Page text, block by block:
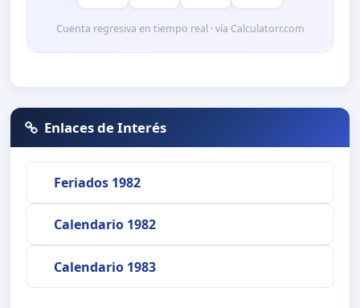
Cuenta regresiva en tiempo real · vía Calculatorr.com
Enlaces de Interés
Feriados 1982
Calendario 1982
Calendario 1983